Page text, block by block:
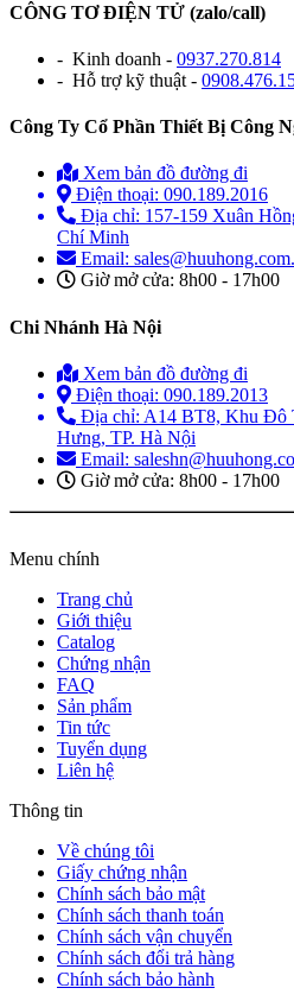
CÔNG TƠ ĐIỆN TỬ (zalo/call)
- Kinh doanh - 0937.270.814
- Hỗ trợ kỹ thuật -
Công Ty Cổ Phần Thiết Bị Công
Xem bản đồ đường đi
Điện thoại: 090.189.2016
Địa chỉ: 157-159 Xuân
Chí Minh
Email:
Giờ mở cửa: 8h00 - 17h00
Chi Nhánh Hà Nội
Xem bản đồ đường đi
Điện thoại: 090.189.2013
Địa chỉ: A14 BT8, Khu Đô
Hưng, TP. Hà Nội
Email:
Giờ mở cửa: 8h00 - 17h00
Menu chính
Trang chủ
Giới thiệu
Catalog
Chứng nhận
FAQ
Sản phẩm
Tin tức
Tuyển dụng
Liên hệ
Thông tin
Về chúng tôi
Giấy chứng nhận
Chính sách bảo mật
Chính sách thanh toán
Chính sách vận chuyển
Chính sách đổi trả hàng
Chính sách bảo hành